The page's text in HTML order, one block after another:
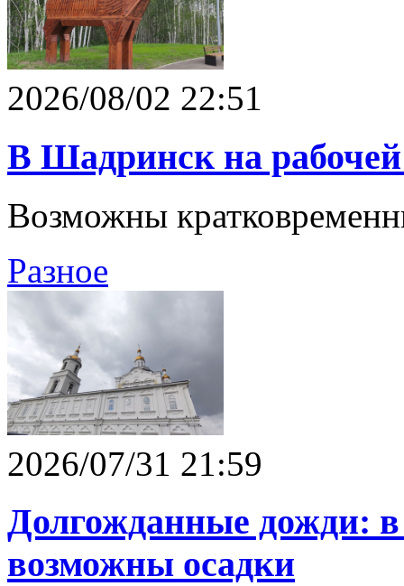
2026/08/02 22:51
В Шадринск на
Возможны
Разное
2026/07/31 21:59
Долгожданные дожди:
возможны осадки